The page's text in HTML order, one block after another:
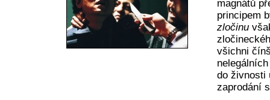
magnátů
principem
zločinu
všichni
do živnosti
zaprodání